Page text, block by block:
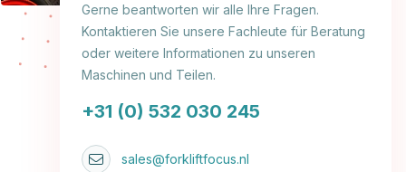
Gerne beantworten wir alle Ihre Fragen.
Kontaktieren Sie unsere Fachleute für Beratung
oder weitere Informationen zu unseren
Maschinen und Teilen.
+31 (0) 532 030 245
sales@forkliftfocus.nl